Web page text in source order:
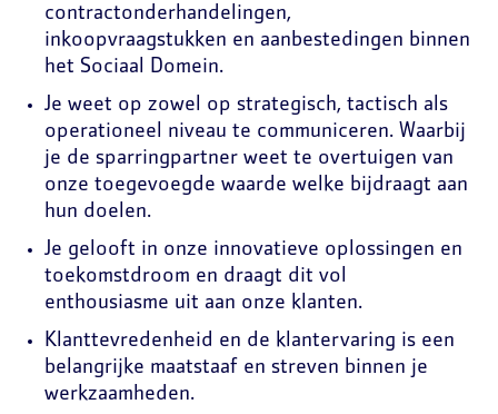
contractonderhandelingen,
inkoopvraagstukken en aanbestedingen binnen
het Sociaal Domein.
Je weet op zowel op strategisch, tactisch als
operationeel niveau te communiceren. Waarbij
je de sparringpartner weet te overtuigen van
onze toegevoegde waarde welke bijdraagt aan
hun doelen.
Je gelooft in onze innovatieve oplossingen en
toekomstdroom en draagt dit vol
enthousiasme uit aan onze klanten.
Klanttevredenheid en de klantervaring is een
belangrijke maatstaaf en streven binnen je
werkzaamheden.